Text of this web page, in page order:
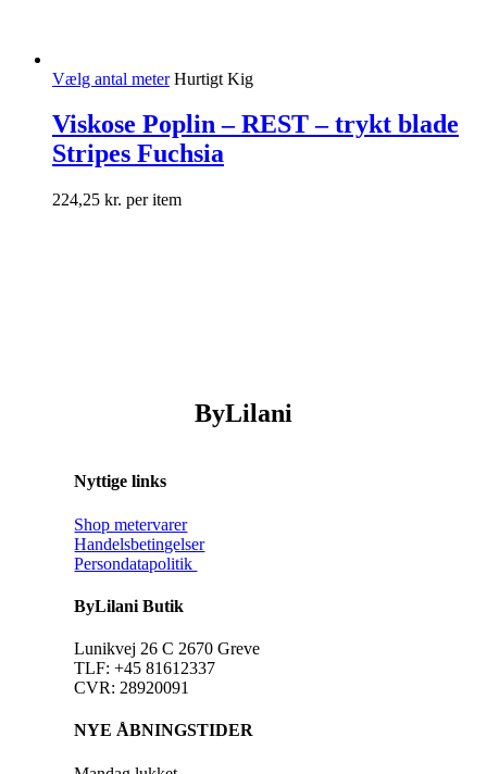
Vælg antal meter Hurtigt Kig
Viskose Poplin – REST – trykt blade
Stripes Fuchsia
224,25 kr. per item
ByLilani
Nyttige links
Shop metervarer
Handelsbetingelser
Persondatapolitik
ByLilani Butik
Lunikvej 26 C 2670 Greve
TLF: +45 81612337
CVR: 28920091
NYE ÅBNINGSTIDER